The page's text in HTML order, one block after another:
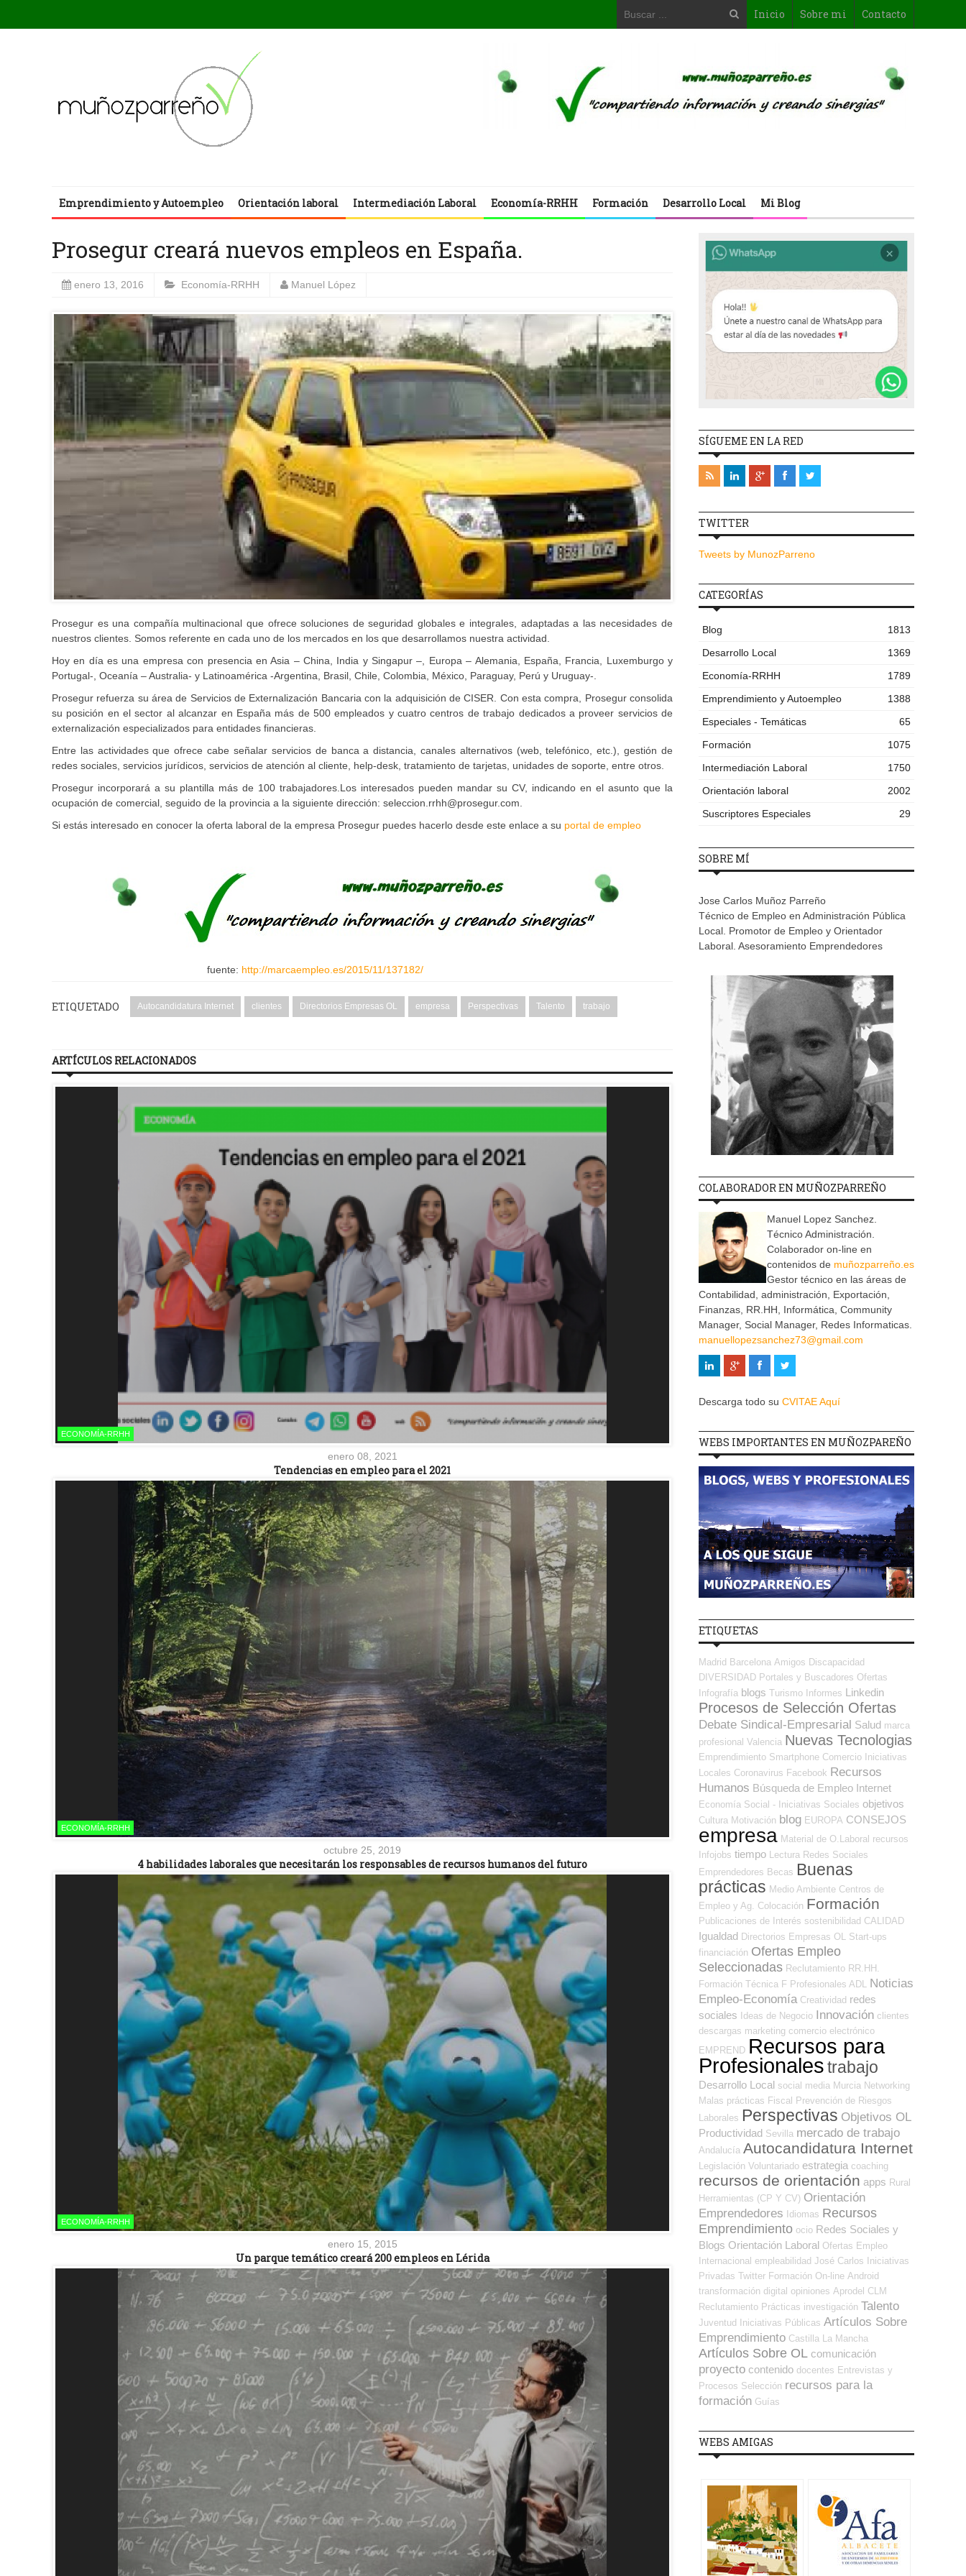
Inicio Sobre mi Contacto
Emprendimiento y Autoempleo Orientación laboral Intermediación Laboral Economía-RRHH Formación Desarrollo Local Mi Blog
Prosegur creará nuevos empleos en España.
enero 13, 2016 Economía-RRHH Manuel López
Prosegur es una compañía multinacional que ofrece soluciones de seguridad globales e integrales, adaptadas a las necesidades de
nuestros clientes. Somos referente en cada uno de los mercados en los que desarrollamos nuestra actividad.
Hoy en día es una empresa con presencia en Asia – China, India y Singapur –, Europa – Alemania, España, Francia, Luxemburgo y
Portugal-, Oceanía – Australia- y Latinoamérica -Argentina, Brasil, Chile, Colombia, México, Paraguay, Perú y Uruguay-.
Prosegur refuerza su área de Servicios de Externalización Bancaria con la adquisición de CISER. Con esta compra, Prosegur consolida
su posición en el sector al alcanzar en España más de 500 empleados y cuatro centros de trabajo dedicados a proveer servicios de
externalización especializados para entidades financieras.
Entre las actividades que ofrece cabe señalar servicios de banca a distancia, canales alternativos (web, telefónico, etc.), gestión de
redes sociales, servicios jurídicos, servicios de atención al cliente, help-desk, tratamiento de tarjetas, unidades de soporte, entre otros.
Prosegur incorporará a su plantilla más de 100 trabajadores.Los interesados pueden mandar su CV, indicando en el asunto que la
ocupación de comercial, seguido de la provincia a la siguiente dirección: seleccion.rrhh@prosegur.com.
Si estás interesado en conocer la oferta laboral de la empresa Prosegur puedes hacerlo desde este enlace a su portal de empleo
fuente: http://marcaempleo.es/2015/11/137182/
ETIQUETADO Autocandidatura Internet clientes Directorios Empresas OL empresa Perspectivas Talento trabajo
ARTÍCULOS RELACIONADOS
ECONOMÍA-RRHH
enero 08, 2021
Tendencias en empleo para el 2021
ECONOMÍA-RRHH
octubre 25, 2019
4 habilidades laborales que necesitarán los responsables de recursos humanos del futuro
ECONOMÍA-RRHH
enero 15, 2015
Un parque temático creará 200 empleos en Lérida
SÍGUEME EN LA RED
TWITTER
Tweets by MunozParreno
CATEGORÍAS
Blog
1813
Desarrollo Local
1369
Economía-RRHH
1789
Emprendimiento y Autoempleo
1388
Especiales - Temáticas
65
Formación
1075
Intermediación Laboral
1750
Orientación laboral
2002
Suscriptores Especiales
29
SOBRE MÍ
Jose Carlos Muñoz Parreño
Técnico de Empleo en Administración Pública
Local. Promotor de Empleo y Orientador
Laboral. Asesoramiento Emprendedores
COLABORADOR EN MUÑOZPARREÑO
Manuel Lopez Sanchez.
Técnico Administración.
Colaborador on-line en
contenidos de muñozparreño.es
Gestor técnico en las áreas de
Contabilidad, administración, Exportación,
Finanzas, RR.HH, Informática, Community
Manager, Social Manager, Redes Informaticas.
manuellopezsanchez73@gmail.com
Descarga todo su CVITAE Aquí
WEBS IMPORTANTES EN MUÑOZPAREÑO
ETIQUETAS
Madrid Barcelona Amigos Discapacidad
DIVERSIDAD Portales y Buscadores Ofertas
Infografía blogs Turismo Informes Linkedin
Procesos de Selección Ofertas
Debate Sindical-Empresarial Salud marca
profesional Valencia Nuevas Tecnologias
Emprendimiento Smartphone Comercio Iniciativas
Locales Coronavirus Facebook Recursos
Humanos Búsqueda de Empleo Internet
Economía Social - Iniciativas Sociales objetivos
Cultura Motivación blog EUROPA CONSEJOS
empresa Material de O.Laboral recursos
Infojobs tiempo Lectura Redes Sociales
Emprendedores Becas Buenas
prácticas Medio Ambiente Centros de
Empleo y Ag. Colocación Formación
Publicaciones de Interés sostenibilidad CALIDAD
Igualdad Directorios Empresas OL
Start-ups
financiación Ofertas Empleo
Seleccionadas Reclutamiento RR.HH.
Formación Técnica F Profesionales ADL
Noticias
Empleo-Economía Creatividad redes
sociales
Ideas de Negocio Innovación clientes
descargas marketing comercio electrónico
EMPREND Recursos para
Profesionalestrabajo
Desarrollo Local social media Murcia Networking
Malas prácticas Fiscal
Prevención de Riesgos
Laborales Perspectivas Objetivos OL
Productividad Sevilla mercado de trabajo
Andalucía Autocandidatura Internet
Legislación Voluntariado estrategia coaching
recursos de orientación apps Rural
Herramientas (CP Y CV) Orientación
Emprendedores
Idiomas Recursos
Emprendimiento ocio Redes Sociales y
Blogs Orientación Laboral Ofertas Empleo
Internacional empleabilidad José Carlos
Iniciativas
Privadas Twitter Formación On-line Android
transformación digital opiniones Aprodel CLM
Reclutamiento Prácticas investigación Talento
Juventud Iniciativas Públicas Artículos Sobre
Emprendimiento Castilla La Mancha
Artículos Sobre OL comunicación
proyecto contenido docentes Entrevistas y
Procesos Selección recursos para la
formación Guías
WEBS AMIGAS